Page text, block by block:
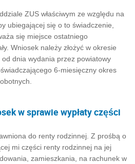
ZUS właściwym ze względu na
ubiegającej się o to świadczenie,
się miejsce ostatniego
Wniosek należy złożyć w okresie
dnia wydania przez powiatowy
6-miesięczny okres
w sprawie wypłaty części
do renty rodzinnej. Z prośbą o
mi części renty rodzinnej na jej
zamieszkania, na rachunek w